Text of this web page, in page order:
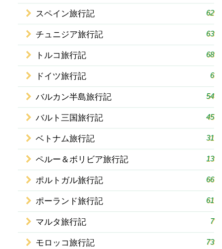
スペイン旅行記 62
チュニジア旅行記 63
トルコ旅行記 68
ドイツ旅行記 6
バルカン半島旅行記 54
バルト三国旅行記 45
ベトナム旅行記 31
ペルー＆ボリビア旅行記 13
ポルトガル旅行記 66
ポーランド旅行記 61
マルタ旅行記 7
モロッコ旅行記 73